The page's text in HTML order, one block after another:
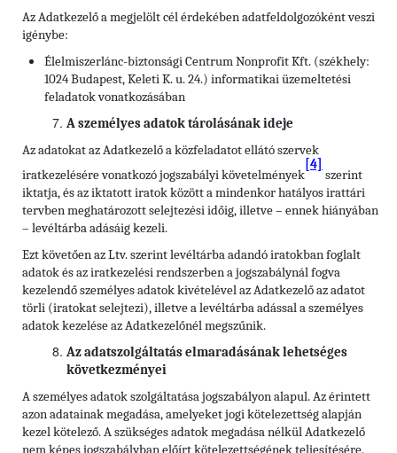
Az Adatkezelő a megjelölt cél érdekében adatfeldolgozóként veszi
igénybe:
Élelmiszerlánc-biztonsági Centrum Nonprofit Kft. (székhely:
1024 Budapest, Keleti K. u. 24.) informatikai üzemeltetési
feladatok vonatkozásában
A személyes adatok tárolásának ideje
Az adatokat az Adatkezelő a közfeladatot ellátó szervek
iratkezelésére vonatkozó jogszabályi követelmények
[4]
szerint
iktatja, és az iktatott iratok között a mindenkor hatályos irattári
tervben meghatározott selejtezési időig, illetve – ennek hiányában
– levéltárba adásáig kezeli.
Ezt követően az Ltv. szerint levéltárba adandó iratokban foglalt
adatok és az iratkezelési rendszerben a jogszabálynál fogva
kezelendő személyes adatok kivételével az Adatkezelő az adatot
törli (iratokat selejtezi), illetve a levéltárba adással a személyes
adatok kezelése az Adatkezelőnél megszűnik.
Az adatszolgáltatás elmaradásának lehetséges
következményei
A személyes adatok szolgáltatása jogszabályon alapul. Az érintett
azon adatainak megadása, amelyeket jogi kötelezettség alapján
kezel kötelező. A szükséges adatok megadása nélkül Adatkezelő
nem képes jogszabályban előírt kötelezettségének teljesítésére.